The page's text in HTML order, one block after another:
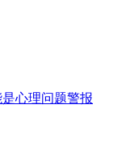
心理问题警报